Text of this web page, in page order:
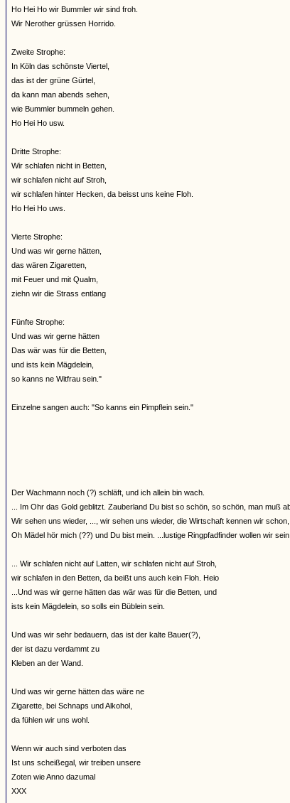
Ho Hei Ho wir Bummler wir sind froh.
Wir Nerother grüssen Horrido.
Zweite Strophe:
In Köln das schönste Viertel,
das ist der grüne Gürtel,
da kann man abends sehen,
wie Bummler bummeln gehen.
Ho Hei Ho usw.
Dritte Strophe:
Wir schlafen nicht in Betten,
wir schlafen nicht auf Stroh,
wir schlafen hinter Hecken, da beisst uns keine Floh.
Ho Hei Ho uws.
Vierte Strophe:
Und was wir gerne hätten,
das wären Zigaretten,
mit Feuer und mit Qualm,
ziehn wir die Strass entlang
Fünfte Strophe:
Und was wir gerne hätten
Das wär was für die Betten,
und ists kein Mägdelein,
so kanns ne Witfrau sein."
Einzelne sangen auch: "So kanns ein Pimpflein sein."
Der Wachmann noch (?) schläft, und ich allein bin wach.
... Im Ohr das Gold geblitzt. Zauberland Du bist so schön, so schön, man muß
Wir sehen uns wieder, ..., wir sehen uns wieder, die Wirtschaft kennen wir
Oh Mädel hör mich (??) und Du bist mein. ...lustige Ringpfadfinder wollen wir
... Wir schlafen nicht auf Latten, wir schlafen nicht auf Stroh,
wir schlafen in den Betten, da beißt uns auch kein Floh. Heio
...Und was wir gerne hätten das wär was für die Betten, und
ists kein Mägdelein, so solls ein Büblein sein.
Und was wir sehr bedauern, das ist der kalte Bauer(?),
der ist dazu verdammt zu
Kleben an der Wand.
Und was wir gerne hätten das wäre ne
Zigarette, bei Schnaps und Alkohol,
da fühlen wir uns wohl.
Wenn wir auch sind verboten das
Ist uns scheißegal, wir treiben unsere
Zoten wie Anno dazumal
XXX